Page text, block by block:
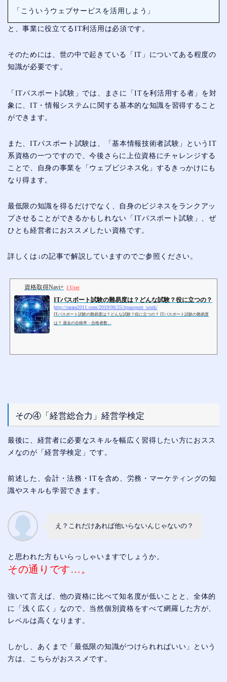
「こういうウェブサービスを活用しよう」
と、事業に役立てるIT利活用は必須です。
そのためには、世の中で起きている「IT」についてある程度の
知識が必要です。
「ITパスポート試験」では、まさに「ITを利活用する者」を対
象に、IT・情報システムに関する基本的な知識を習得すること
ができます。
また、ITパスポート試験は、「基本情報技術者試験」というIT
系資格の一つですので、今後さらに上位資格にチャレンジする
ことで、自身の事業を「ウェブビジネス化」するきっかけにも
なり得ます。
最低限の知識を得るだけでなく、自身のビジネスをランクアッ
プさせることができるかもしれない「ITパスポート試験」、ぜ
ひとも経営者におススメしたい資格です。
詳しくは↓の記事で解説していますのでご参照ください。
資格取得Navi+ 1 User
ITパスポート試験の難易度は？どんな試験？役に立つの？
http://rarara2011.com/2019/06/25/itpassport_work/
ITパスポート試験の難易度は？どんな試験？役に立つの？ ITパスポート試験の難易度
は？ 過去の合格率・合格者数…
その④「経営総合力」経営学検定
最後に、経営者に必要なスキルを幅広く習得したい方におスス
メなのが「経営学検定」です。
前述した、会計・法務・ITを含め、労務・マーケティングの知
識やスキルも学習できます。
え？これだけあれば他いらないんじゃないの？
と思われた方もいらっしゃいますでしょうか。
その通りです…。
強いて言えば、他の資格に比べて知名度が低いことと、全体的
に「浅く広く」なので、当然個別資格をすべて網羅した方が、
レベルは高くなります。
しかし、あくまで「最低限の知識がつけられればいい」という
方は、こちらがおススメです。